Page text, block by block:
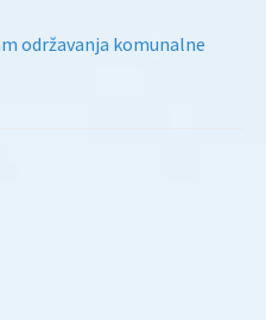
održavanja komunalne